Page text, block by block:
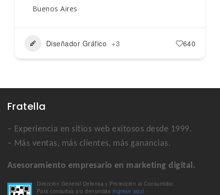
Buenos Aires
Diseñador Gráfico +3 640
Fratella
– Experiencia en sitios web exitosos desde 1999.
– Más ventas, más clientes, más ganancias.
Asesoramiento empresario en marketing digital.
Dirección General Defensa y Protección al Consumidor.
Para consultas y/o denuncias Ingrese aquí